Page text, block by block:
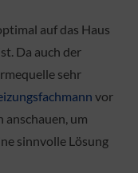
auf das Haus
Da auch der
sehr
vor
um
sinnvolle Lösung